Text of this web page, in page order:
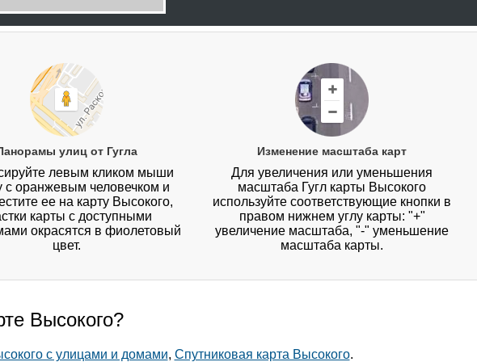
улиц от Гугла
левым кликом мыши
с оранжевым человечком и
ее на карту Высокого,
карты с доступными
окрасятся в фиолетовый
цвет.
Изменение масштаба карт
Для увеличения или уменьшения
масштаба Гугл карты Высокого
используйте соответствующие кнопки в
правом нижнем углу карты: "+"
увеличение масштаба, "-" уменьшение
масштаба карты.
Высокого?
с улицами и домами, Спутниковая карта Высокого.